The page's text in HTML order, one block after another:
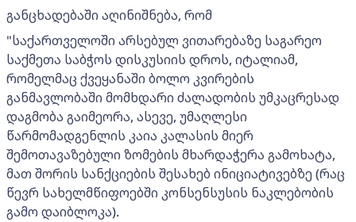
განცხადებაში აღინიშნება, რომ
"საქართველოში არსებულ ვითარებაზე საგარეო
საქმეთა საბჭოს დისკუსიის დროს, იტალიამ,
რომელმაც ქვეყანაში ბოლო კვირების
განმავლობაში მომხდარი ძალადობის უმკაცრესად
დაგმობა გაიმეორა, ასევე, უმაღლესი
წარმომადგენლის კაია კალასის მიერ
შემოთავაზებული ზომების მხარდაჭერა გამოხატა,
მათ შორის სანქციების შესახებ ინიციატივებზე (რაც
წევრ სახელმწიფოებში კონსენსუსის ნაკლებობის
გამო დაიბლოკა).